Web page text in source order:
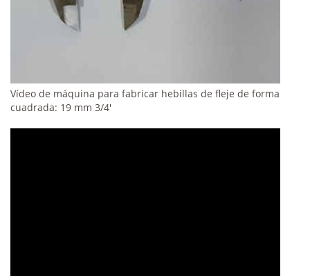
Vídeo de máquina para fabricar hebillas de fleje de forma
cuadrada: 19 mm 3/4'